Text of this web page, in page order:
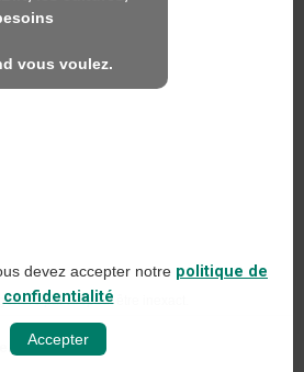
S.L.
de médias sociaux
sur le web
vous voulez.
par l'IA peut être inexact.
devez accepter notre politique de
confidentialité
Accepter